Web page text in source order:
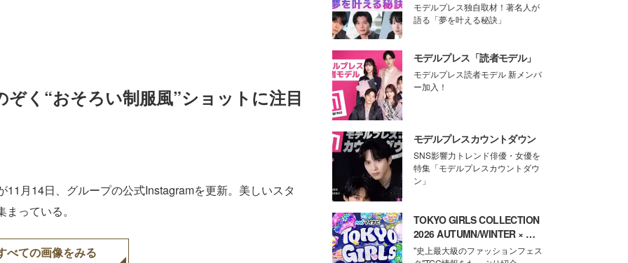
く“おそろい制服風”ショットに注目
11月14日、グループの公式Instagramを更新。美しいスタ
っている。
べての画像をみる
モデルプレス独自取材！著名人が
語る「夢を叶える秘訣」
モデルプレス「読者モデル」
モデルプレス読者モデル 新メンバ
ー加入！
モデルプレスカウントダウン
SNS影響力トレンド俳優・女優を
特集「モデルプレスカウントダウ
ン」
TOKYO GIRLS COLLECTION
2026 AUTUMN/WINTER × モ
デルプレス
"史上最大級のファッションフェス